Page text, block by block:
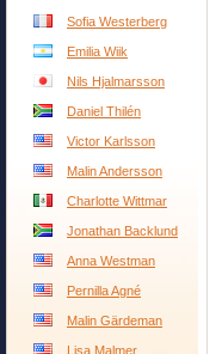
Sofia Westerberg
Emilia Wiik
Nils Hjalmarsson
Daniel Thilén
Victor Karlsson
Malin Andersson
Charlotte Wittmar
Jonathan Backlund
Anna Westman
Pernilla Agné
Malin Gärdeman
Lisa Malmer